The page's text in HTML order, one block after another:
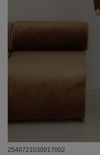
2540721030017002